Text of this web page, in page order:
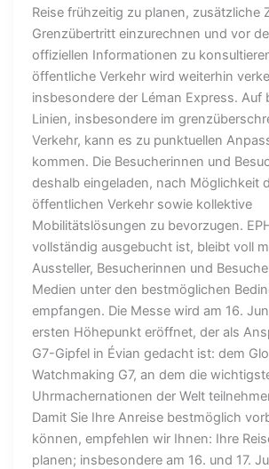
Reise frühzeitig zu planen, zusätzliche
Grenzübertritt einzurechnen und vor
offiziellen Informationen zu
öffentliche Verkehr wird weiterhin
insbesondere der Léman Express. Auf
Linien, insbesondere im
Verkehr, kann es zu punktuellen
kommen. Die Besucherinnen und
deshalb eingeladen, nach Möglichkeit
öffentlichen Verkehr sowie kollektive
Mobilitätslösungen zu bevorzugen.
vollständig ausgebucht ist, bleibt voll
Aussteller, Besucherinnen und
Medien unter den bestmöglichen
empfangen. Die Messe wird am 16.
ersten Höhepunkt eröffnet, der als
G7-Gipfel in Évian gedacht ist: dem
Watchmaking G7, an dem die
Uhrmachernationen der Welt
Damit Sie Ihre Anreise bestmöglich
können, empfehlen wir Ihnen: Ihre
planen; insbesondere am 16. und 17.